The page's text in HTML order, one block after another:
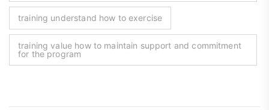
training understand how to exercise
training value how to maintain support and commitment
for the program